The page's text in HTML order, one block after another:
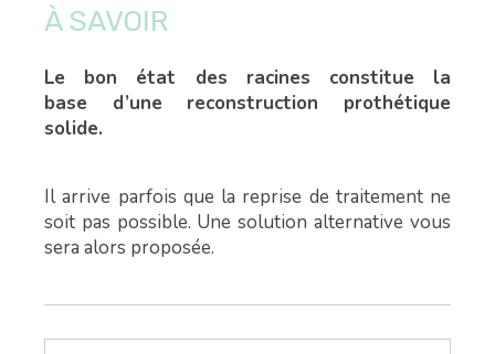
À SAVOIR
Le bon état des racines constitue la
base d’une reconstruction prothétique
solide.
Il arrive parfois que la reprise de traitement ne
soit pas possible. Une solution alternative vous
sera alors proposée.